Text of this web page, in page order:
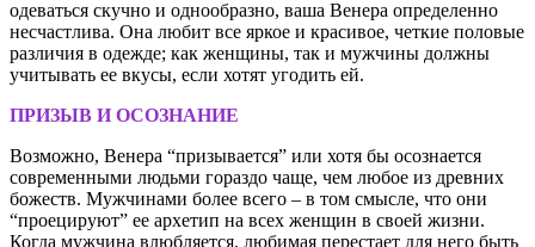
одеваться скучно и однообразно, ваша Венера определенно
несчастлива. Она любит все яркое и красивое, четкие половые
различия в одежде; как женщины, так и мужчины должны
учитывать ее вкусы, если хотят угодить ей.
ПРИЗЫВ И ОСОЗНАНИЕ
Возможно, Венера “призывается” или хотя бы осознается
современными людьми гораздо чаще, чем любое из древних
божеств. Мужчинами более всего – в том смысле, что они
“проецируют” ее архетип на всех женщин в своей жизни.
Когда мужчина влюбляется, любимая перестает для него быть